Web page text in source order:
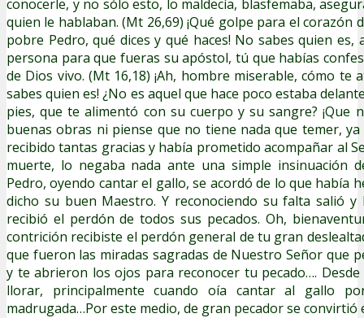
conocerle, y no sólo esto, lo maldecía, blasfemaba,
quien le hablaban. (Mt 26,69) ¡Qué golpe para el corazón
pobre Pedro, qué dices y qué haces! No sabes quien es,
persona para que fueras su apóstol, tú que habías
de Dios vivo. (Mt 16,18) ¡Ah, hombre miserable, cómo te
sabes quien es! ¿No es aquel que hace poco estaba
pies, que te alimentó con su cuerpo y su sangre? ¡Que
buenas obras ni piense que no tiene nada que temer,
recibido tantas gracias y había prometido acompañar al
muerte, lo negaba nada ante una simple insinuación
Pedro, oyendo cantar el gallo, se acordó de lo que había
dicho su buen Maestro. Y reconociendo su falta salió
recibió el perdón de todos sus pecados. Oh,
contrición recibiste el perdón general de tu gran
que fueron las miradas sagradas de Nuestro Señor que
y te abrieron los ojos para reconocer tu pecado….
llorar, principalmente cuando oía cantar al gallo
madrugada…Por este medio, de gran pecador se convirtió